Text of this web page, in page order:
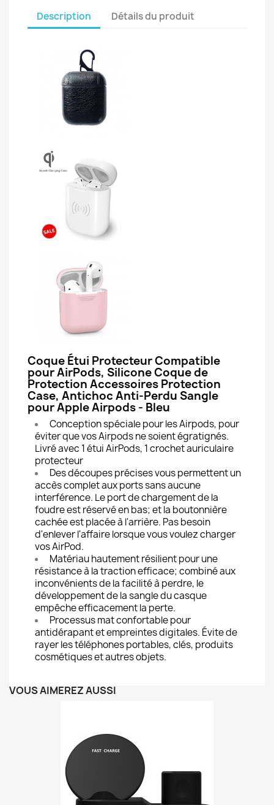
Description Détails du produit
Coque Étui Protecteur Compatible
pour AirPods, Silicone Coque de
Protection Accessoires Protection
Case, Antichoc Anti-Perdu Sangle
pour Apple Airpods - Bleu
Conception spéciale pour les Airpods, pour
éviter que vos Airpods ne soient égratignés.
Livré avec 1 étui AirPods, 1 crochet auriculaire
protecteur
Des découpes précises vous permettent un
accès complet aux ports sans aucune
interférence. Le port de chargement de la
foudre est réservé en bas; et la boutonnière
cachée est placée à l'arrière. Pas besoin
d'enlever l'affaire lorsque vous voulez charger
vos AirPod.
Matériau hautement résilient pour une
résistance à la traction efficace; combiné aux
inconvénients de la facilité à perdre, le
développement de la sangle du casque
empêche efficacement la perte.
Processus mat confortable pour
antidérapant et empreintes digitales. Évite de
rayer les téléphones portables, clés, produits
cosmétiques et autres objets.
VOUS AIMEREZ AUSSI